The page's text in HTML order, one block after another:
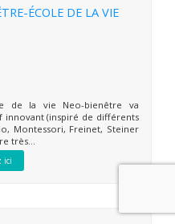
ÉCOLE DE LA VIE
de la vie Neo-bienêtre va
(inspiré de différents
Montessori, Freinet, Steiner
très...
ici